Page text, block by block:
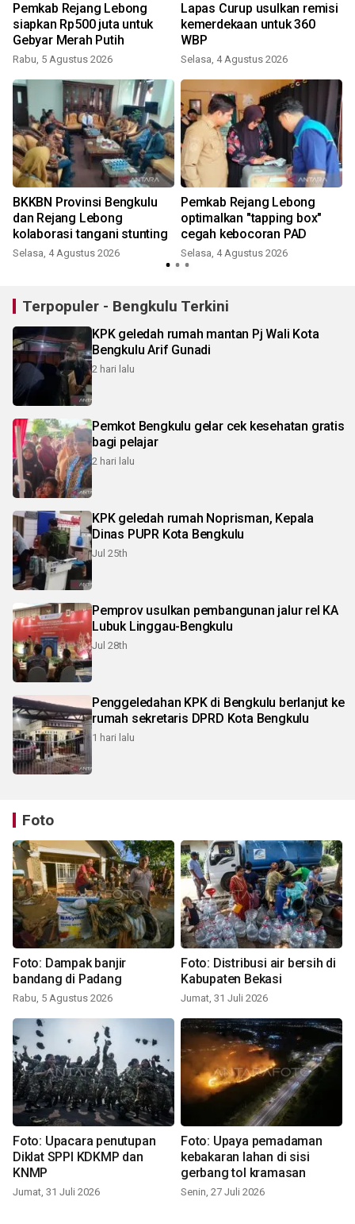
Pemkab Rejang Lebong
siapkan Rp500 juta untuk
Gebyar Merah Putih
Rabu, 5 Agustus 2026
Lapas Curup usulkan remisi
kemerdekaan untuk 360
WBP
Selasa, 4 Agustus 2026
BKKBN Provinsi Bengkulu
dan Rejang Lebong
kolaborasi tangani stunting
Selasa, 4 Agustus 2026
Pemkab Rejang Lebong
optimalkan "tapping box"
cegah kebocoran PAD
Selasa, 4 Agustus 2026
Terpopuler - Bengkulu Terkini
KPK geledah rumah mantan Pj Wali Kota
Bengkulu Arif Gunadi
2 hari lalu
Pemkot Bengkulu gelar cek kesehatan gratis
bagi pelajar
2 hari lalu
KPK geledah rumah Noprisman, Kepala
Dinas PUPR Kota Bengkulu
Jul 25th
Pemprov usulkan pembangunan jalur rel KA
Lubuk Linggau-Bengkulu
Jul 28th
Penggeledahan KPK di Bengkulu berlanjut ke
rumah sekretaris DPRD Kota Bengkulu
1 hari lalu
Foto
Foto: Dampak banjir
bandang di Padang
Rabu, 5 Agustus 2026
Foto: Distribusi air bersih di
Kabupaten Bekasi
Jumat, 31 Juli 2026
Foto: Upacara penutupan
Diklat SPPI KDKMP dan
KNMP
Jumat, 31 Juli 2026
Foto: Upaya pemadaman
kebakaran lahan di sisi
gerbang tol kramasan
Senin, 27 Juli 2026